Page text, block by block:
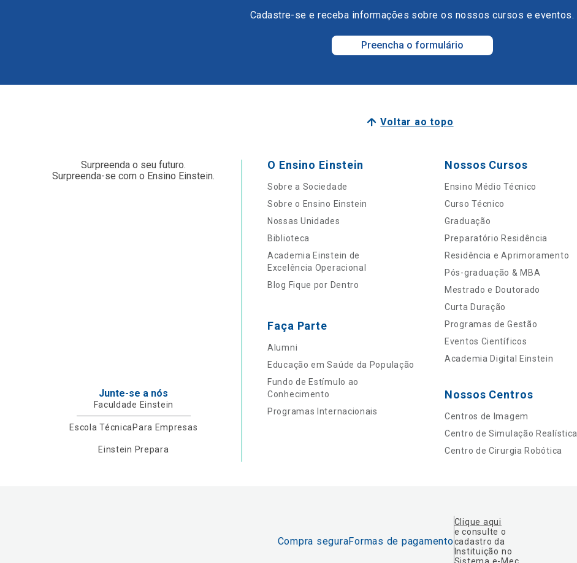
Cadastre-se e receba informações sobre os nossos cursos e eventos.
Preencha o formulário
Voltar ao topo
Surpreenda o seu futuro.
Surpreenda-se com o Ensino Einstein.
Junte-se a nós
Faculdade Einstein
Escola Técnica Para Empresas
Einstein Prepara
O Ensino Einstein
Sobre a Sociedade
Sobre o Ensino Einstein
Nossas Unidades
Biblioteca
Academia Einstein de
Excelência Operacional
Blog Fique por Dentro
Faça Parte
Alumni
Educação em Saúde da População
Fundo de Estímulo ao
Conhecimento
Programas Internacionais
Nossos Cursos
Ensino Médio Técnico
Curso Técnico
Graduação
Preparatório Residência
Residência e Aprimoramento
Pós-graduação & MBA
Mestrado e Doutorado
Curta Duração
Programas de Gestão
Eventos Científicos
Academia Digital Einstein
Nossos Centros
Centros de Imagem
Centro de Simulação Realística
Centro de Cirurgia Robótica
Compra seguraFormas de pagamento
Clique aqui
e consulte o
cadastro da
Instituição no